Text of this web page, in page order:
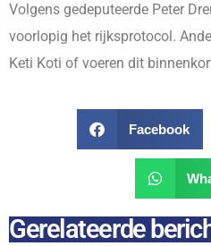
Volgens gedeputeerde Peter
voorlopig het rijksprotocol.
Keti Koti of voeren dit
Facebook
Gerelateerde